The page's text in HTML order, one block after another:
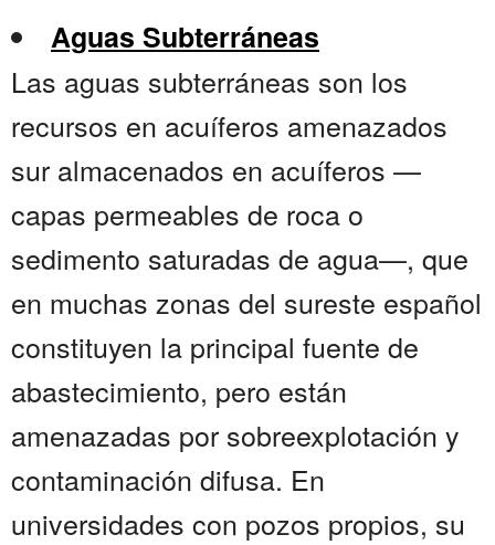
Aguas Subterráneas
Las aguas subterráneas son los
recursos en acuíferos amenazados
sur almacenados en acuíferos —
capas permeables de roca o
sedimento saturadas de agua—, que
en muchas zonas del sureste español
constituyen la principal fuente de
abastecimiento, pero están
amenazadas por sobreexplotación y
contaminación difusa. En
universidades con pozos propios, su